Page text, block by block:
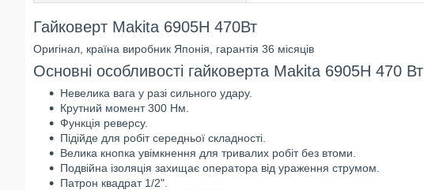
Гайковерт Makita 6905H 470Вт
Оригінал, країна виробник Японія, гарантія 36 місяців
Основні особливості гайковерта Makita 6905H 470 Вт
Невелика вага у разі сильного удару.
Крутний момент 300 Нм.
Функція реверсу.
Підійде для робіт середньої складності.
Велика кнопка увімкнення для тривалих робіт без втоми.
Подвійна ізоляція захищає оператора від ураження струмом.
Патрон квадрат 1/2".